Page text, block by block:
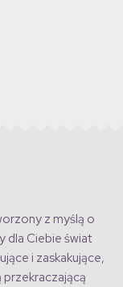
z myślą o
dla Ciebie świat
i zaskakujące,